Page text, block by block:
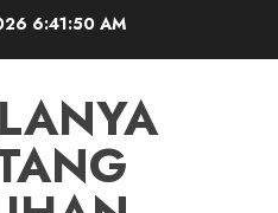
6:41:51 AM